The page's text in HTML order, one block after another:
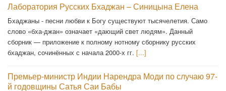
Лаборатория Русских Бхаджан – Синицына Елена
Бхаджаны - песни любви к Богу существуют тысячелетия. Само
слово «бха-джан» означает «дающий свет людям». Данный
сборник — приложение к полному нотному сборнику русских
бхаджан, сочинённых с начала 2000-х гг. [...]
Премьер-министр Индии Нарендра Моди по случаю 97-
й годовщины Сатья Саи Бабы